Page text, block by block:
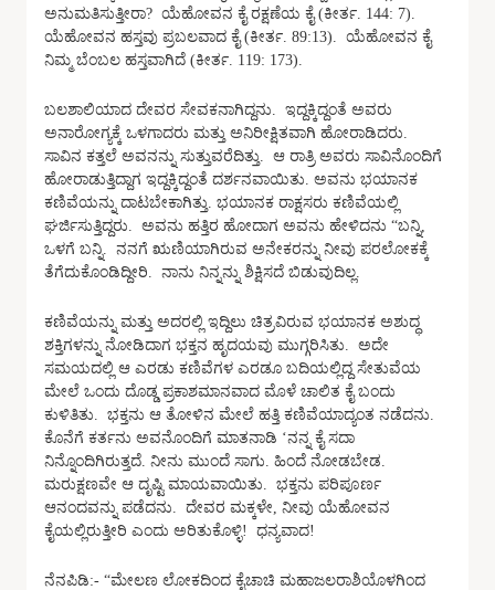
ಅನುಮತಿಸುತ್ತೀರಾ? ಯೆಹೋವನ ಕೈ ರಕ್ಷಣೆಯ ಕೈ (ಕೀರ್ತ. 144: 7).
ಯೆಹೋವನ ಹಸ್ತವು ಪ್ರಬಲವಾದ ಕೈ (ಕೀರ್ತ. 89:13). ಯೆಹೋವನ ಕೈ
ನಿಮ್ಮ ಬೆಂಬಲ ಹಸ್ತವಾಗಿದೆ (ಕೀರ್ತ. 119: 173).
ಬಲಶಾಲಿಯಾದ ದೇವರ ಸೇವಕನಾಗಿದ್ದನು. ಇದ್ದಕ್ಕಿದ್ದಂತೆ ಅವರು
ಅನಾರೋಗ್ಯಕ್ಕೆ ಒಳಗಾದರು ಮತ್ತು ಅನಿರೀಕ್ಷಿತವಾಗಿ ಹೋರಾಡಿದರು.
ಸಾವಿನ ಕತ್ತಲೆ ಅವನನ್ನು ಸುತ್ತುವರೆದಿತ್ತು. ಆ ರಾತ್ರಿ ಅವರು ಸಾವಿನೊಂದಿಗೆ
ಹೋರಾಡುತ್ತಿದ್ದಾಗ ಇದ್ದಕ್ಕಿದ್ದಂತೆ ದರ್ಶನವಾಯಿತು. ಅವನು ಭಯಾನಕ
ಕಣಿವೆಯನ್ನು ದಾಟಬೇಕಾಗಿತ್ತು. ಭಯಾನಕ ರಾಕ್ಷಸರು ಕಣಿವೆಯಲ್ಲಿ
ಘರ್ಜಿಸುತ್ತಿದ್ದರು. ಅವನು ಹತ್ತಿರ ಹೋದಾಗ ಅವನು ಹೇಳಿದನು “ಬನ್ನಿ,
ಒಳಗೆ ಬನ್ನಿ. ನನಗೆ ಋಣಿಯಾಗಿರುವ ಅನೇಕರನ್ನು ನೀವು ಪರಲೋಕಕ್ಕೆ
ತೆಗೆದುಕೊಂಡಿದ್ದೀರಿ. ನಾನು ನಿನ್ನನ್ನು ಶಿಕ್ಷಿಸದೆ ಬಿಡುವುದಿಲ್ಲ.
ಕಣಿವೆಯನ್ನು ಮತ್ತು ಅದರಲ್ಲಿ ಇದ್ದಿಲು ಚಿತ್ರವಿರುವ ಭಯಾನಕ ಅಶುದ್ಧ
ಶಕ್ತಿಗಳನ್ನು ನೋಡಿದಾಗ ಭಕ್ತನ ಹೃದಯವು ಮುಗ್ಗರಿಸಿತು. ಅದೇ
ಸಮಯದಲ್ಲಿ ಆ ಎರಡು ಕಣಿವೆಗಳ ಎರಡೂ ಬದಿಯಲ್ಲಿದ್ದ ಸೇತುವೆಯ
ಮೇಲೆ ಒಂದು ದೊಡ್ಡ ಪ್ರಕಾಶಮಾನವಾದ ಮೊಳೆ ಚಾಲಿತ ಕೈ ಬಂದು
ಕುಳಿತಿತು. ಭಕ್ತನು ಆ ತೋಳಿನ ಮೇಲೆ ಹತ್ತಿ ಕಣಿವೆಯಾದ್ಯಂತ ನಡೆದನು.
ಕೊನೆಗೆ ಕರ್ತನು ಅವನೊಂದಿಗೆ ಮಾತನಾಡಿ ‘ನನ್ನ ಕೈ ಸದಾ
ನಿನ್ನೊಂದಿಗಿರುತ್ತದೆ. ನೀನು ಮುಂದೆ ಸಾಗು. ಹಿಂದೆ ನೋಡಬೇಡ.
ಮರುಕ್ಷಣವೇ ಆ ದೃಷ್ಟಿ ಮಾಯವಾಯಿತು. ಭಕ್ತನು ಪರಿಪೂರ್ಣ
ಆನಂದವನ್ನು ಪಡೆದನು. ದೇವರ ಮಕ್ಕಳೇ, ನೀವು ಯೆಹೋವನ
ಕೈಯಲ್ಲಿರುತ್ತೀರಿ ಎಂದು ಅರಿತುಕೊಳ್ಳಿ! ಧನ್ಯವಾದ!
ನೆನಪಿಡಿ:- “ಮೇಲಣ ಲೋಕದಿಂದ ಕೈಚಾಚಿ ಮಹಾಜಲರಾಶಿಯೊಳಗಿಂದ